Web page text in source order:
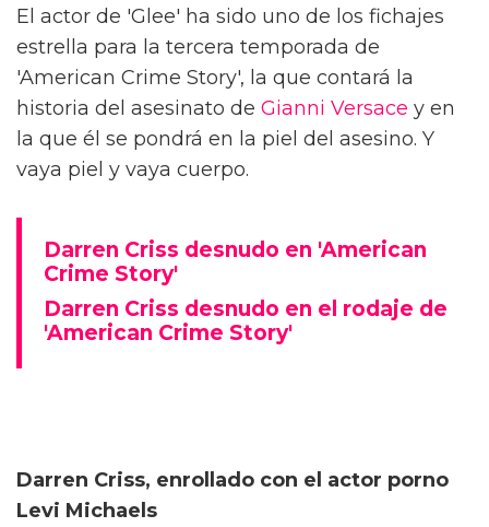
El actor de 'Glee' ha sido uno de los fichajes
estrella para la tercera temporada de
'American Crime Story', la que contará la
historia del asesinato de Gianni Versace y en
la que él se pondrá en la piel del asesino. Y
vaya piel y vaya cuerpo.
Darren Criss desnudo en 'American
Crime Story'
Darren Criss desnudo en el rodaje de
'American Crime Story'
Darren Criss, enrollado con el actor porno
Levi Michaels